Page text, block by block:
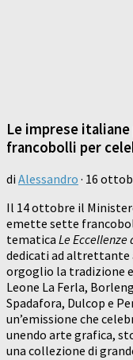
Le imprese
francobolli per
di Alessandro · 16
Il 14 ottobre il
emette sette
tematica Le
dedicati ad altrettante
orgoglio la tradizione
Leone La Ferla,
Spadafora, Dulcop e
un’emissione che
unendo arte grafica,
una collezione di